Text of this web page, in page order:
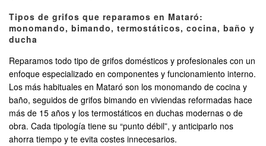
Tipos de grifos que reparamos en Mataró:
monomando, bimando, termostáticos, cocina, baño y
ducha
Reparamos todo tipo de grifos domésticos y profesionales con un
enfoque especializado en componentes y funcionamiento interno.
Los más habituales en Mataró son los monomando de cocina y
baño, seguidos de grifos bimando en viviendas reformadas hace
más de 15 años y los termostáticos en duchas modernas o de
obra. Cada tipología tiene su “punto débil”, y anticiparlo nos
ahorra tiempo y te evita costes innecesarios.